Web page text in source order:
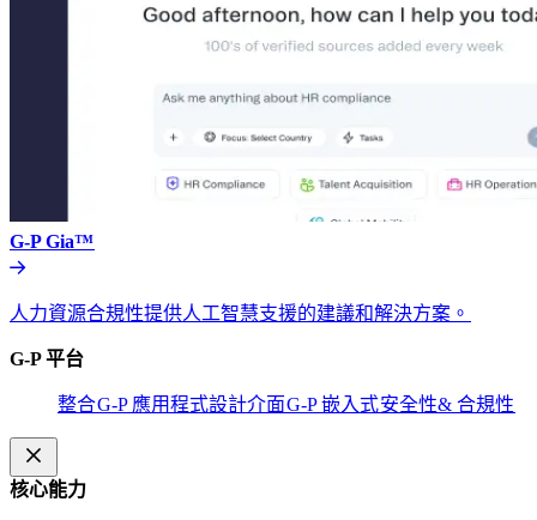
G-P Gia™​​
人力資源合規性提供人工智慧支援的建議和解決方案。​​
G-P 平台​​
整合​​G-P 應用程式設計介面​​G-P 嵌入式​​安全性& 合規性​​
核心能力​​